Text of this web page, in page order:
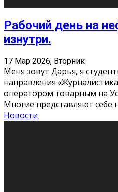
Итальянцы в
17 Мар 2026, Вторник
24 марта впервые в
симфонической концертной
виртуозных итальянских
и Габриеле Баньяти с симфо
Новости